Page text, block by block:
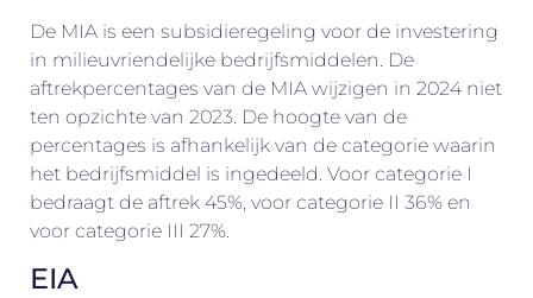
De MIA is een subsidieregeling voor de investering
in milieuvriendelijke bedrijfsmiddelen. De
aftrekpercentages van de MIA wijzigen in 2024 niet
ten opzichte van 2023. De hoogte van de
percentages is afhankelijk van de categorie waarin
het bedrijfsmiddel is ingedeeld. Voor categorie I
bedraagt de aftrek 45%, voor categorie II 36% en
voor categorie III 27%.
EIA